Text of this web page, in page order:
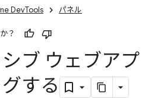
DevTools パネル
？
ブ ウェブアプ
する